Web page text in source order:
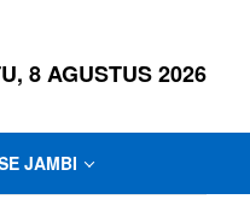
8 AGUSTUS 2026
JAMBI